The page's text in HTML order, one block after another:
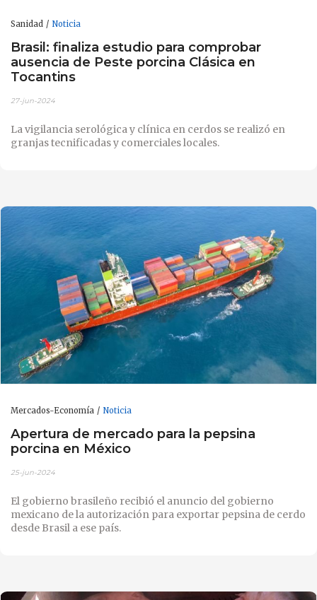
Sanidad Noticia
Brasil: finaliza estudio para comprobar
ausencia de Peste porcina Clásica en
Tocantins
27-jun-2024
La vigilancia serológica y clínica en cerdos se realizó en
granjas tecnificadas y comerciales locales.
Mercados-Economía Noticia
Apertura de mercado para la pepsina
porcina en México
25-jun-2024
El gobierno brasileño recibió el anuncio del gobierno
mexicano de la autorización para exportar pepsina de cerdo
desde Brasil a ese país.